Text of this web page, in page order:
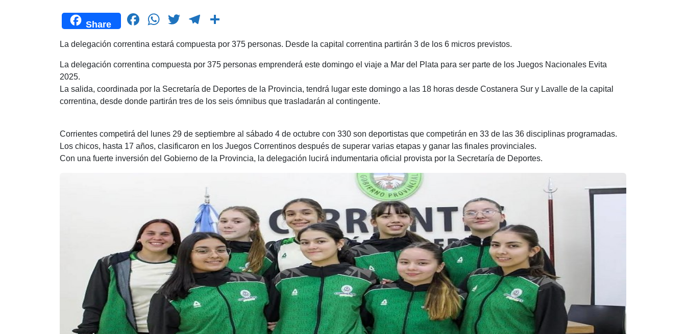
Share
F
c
e
b
o
k
W
at
s
A
p
T
tt
er
T
e
gr
a
m
m
p
ar
tir
La delegación correntina estará compuesta por 375 personas. Desde la capital correntina partirán 3 de los 6 micros previstos.
La delegación correntina compuesta por 375 personas emprenderá este domingo el viaje a Mar del Plata para ser parte de los Juegos Nacionales Evita
2025.
La salida, coordinada por la Secretaría de Deportes de la Provincia, tendrá lugar este domingo a las 18 horas desde Costanera Sur y Lavalle de la capital
correntina, desde donde partirán tres de los seis ómnibus que trasladarán al contingente.
Corrientes competirá del lunes 29 de septiembre al sábado 4 de octubre con 330 son deportistas que competirán en 33 de las 36 disciplinas programadas.
Los chicos, hasta 17 años, clasificaron en los Juegos Correntinos después de superar varias etapas y ganar las finales provinciales.
Con una fuerte inversión del Gobierno de la Provincia, la delegación lucirá indumentaria oficial provista por la Secretaría de Deportes.